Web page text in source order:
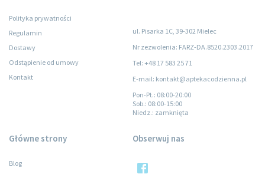
Polityka prywatności
Regulamin
Dostawy
Odstąpienie od umowy
Kontakt
ul. Pisarka 1C, 39-302 Mielec
Nr zezwolenia: FARZ-DA.8520.2303.2017
Tel: +48 17 583 25 71
E-mail: kontakt@aptekacodzienna.pl
Pon-Pt.: 08:00-20:00
Sob.: 08:00-15:00
Niedz.: zamknięta
Główne strony
Blog
Obserwuj nas